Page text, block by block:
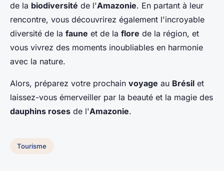
de la biodiversité de l'Amazonie. En partant à leur
rencontre, vous découvrirez également l'incroyable
diversité de la faune et de la flore de la région, et
vous vivrez des moments inoubliables en harmonie
avec la nature.
Alors, préparez votre prochain voyage au Brésil et
laissez-vous émerveiller par la beauté et la magie des
dauphins roses de l'Amazonie.
Tourisme